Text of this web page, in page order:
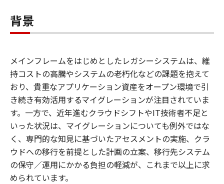
背景
メインフレームをはじめとしたレガシーシステムは、維
持コストの高騰やシステムの老朽化などの課題を抱えて
おり、貴重なアプリケーション資産をオープン環境で引
き続き有効活用するマイグレーションが注目されていま
す。一方で、近年進むクラウドシフトやIT技術者不足と
いった状況は、マイグレーションについても例外ではな
く、専門的な知見に基づいたアセスメントの実施、クラ
ウドへの移行を前提とした計画の立案、移行先システム
の保守／運用にかかる負担の軽減が、これまで以上に求
められています。